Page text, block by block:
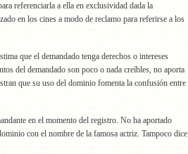
referenciarla a ella en exclusividad dada la
en los cines a modo de reclamo para referirse a los
que el demandado tenga derechos o intereses
del demandado son poco o nada creíbles, no aporta
que su uso del dominio fomenta la confusión entre
en el momento del registro. No ha aportado
con el nombre de la famosa actriz. Tampoco dice